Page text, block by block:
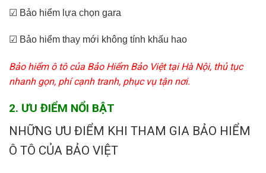
☑ Bảo hiểm lựa chọn gara
☑ Bảo hiểm thay mới không tính khấu hao
Bảo hiểm ô tô của Bảo Hiểm Bảo Việt tại Hà Nội, thủ tục
nhanh gọn, phí cạnh tranh, phục vụ tận nơi.
2. ƯU ĐIỂM NỔI BẬT
NHỮNG ƯU ĐIỂM KHI THAM GIA BẢO HIỂM
Ô TÔ CỦA BẢO VIỆT